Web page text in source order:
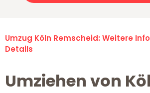
Umzug Köln Remscheid: Weitere
Details
Umziehen von